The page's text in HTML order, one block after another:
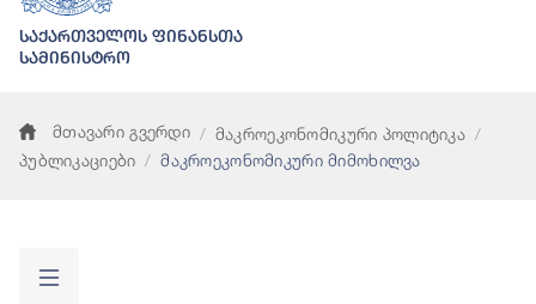
საქართველოს ფინანსთა
სამინისტრო
მთავარი გვერდი
მაკროეკონომიკური პოლიტიკა
პუბლიკაციები
მაკროეკონომიკური მიმოხილვა